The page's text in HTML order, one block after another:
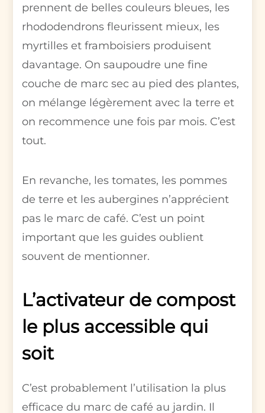
prennent de belles couleurs bleues, les
rhododendrons fleurissent mieux, les
myrtilles et framboisiers produisent
davantage. On saupoudre une fine
couche de marc sec au pied des plantes,
on mélange légèrement avec la terre et
on recommence une fois par mois. C’est
tout.
En revanche, les tomates, les pommes
de terre et les aubergines n’apprécient
pas le marc de café. C’est un point
important que les guides oublient
souvent de mentionner.
L’activateur de compost
le plus accessible qui
soit
C’est probablement l’utilisation la plus
efficace du marc de café au jardin. Il